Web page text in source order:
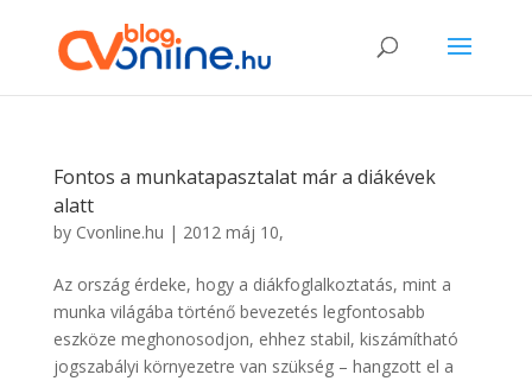
Fontos a munkatapasztalat már a diákévek
alatt
by Cvonline.hu | 2012 máj 10,
Az ország érdeke, hogy a diákfoglalkoztatás, mint a
munka világába történő bevezetés legfontosabb
eszköze meghonosodjon, ehhez stabil, kiszámítható
jogszabályi környezetre van szükség – hangzott el a